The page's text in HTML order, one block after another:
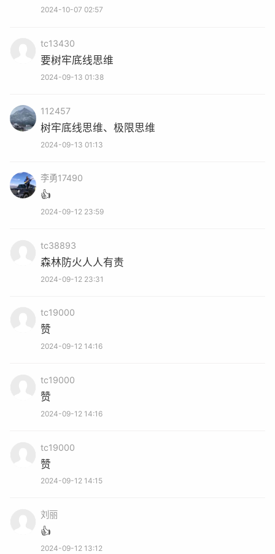
记者 : 赵磊 编辑 : 周丽清
更多内容请打开今日通川, 或
2024-10-07 02:57
tc13430
要树牢底线思维
2024-09-13 01:38
112457
树牢底线思维、极限思维
2024-09-13 01:13
李勇17490
👍
2024-09-12 23:59
tc38893
森林防火人人有责
2024-09-12 23:31
tc19000
赞
2024-09-12 14:16
tc19000
赞
2024-09-12 14:16
tc19000
赞
2024-09-12 14:15
刘丽
👍
2024-09-12 13:12